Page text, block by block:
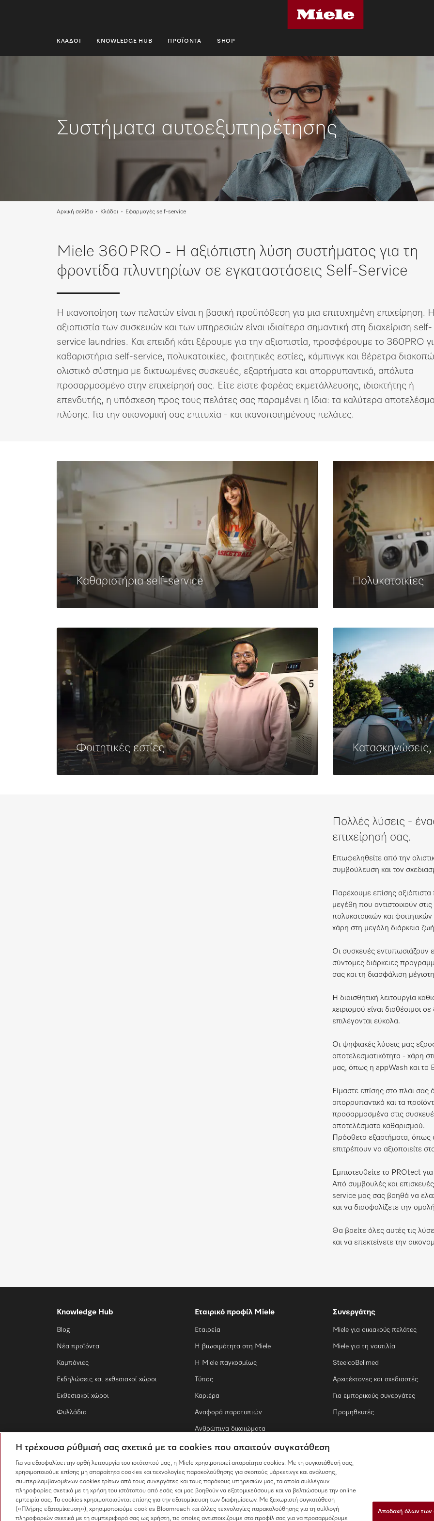
ΚΛΆΔΟΙ KNOWLEDGE HUB ΠΡΟΪΌΝΤΑ SHOP
ΚΛΆΔΟΙ
SHOP
Συστήματα αυτοεξυπηρέτησης
Αρχική σελίδα Κλάδοι Εφαρμογές self-service
Miele 360PRO - Η αξιόπιστη λύση συστήματος για τη
φροντίδα πλυντηρίων σε εγκαταστάσεις Self-Service
Η ικανοποίηση των πελατών είναι η βασική προϋπόθεση για μια επιτυχημένη επιχείρηση.
αξιοπιστία των συσκευών και των υπηρεσιών είναι ιδιαίτερα σημαντική στη διαχείριση self-
service laundries. Και επειδή κάτι ξέρουμε για την αξιοπιστία, προσφέρουμε το 360PRO
καθαριστήρια self-service, πολυκατοικίες, φοιτητικές εστίες, κάμπινγκ και θέρετρα
ολιστικό σύστημα με δικτυωμένες συσκευές, εξαρτήματα και απορρυπαντικά, απόλυτα
προσαρμοσμένο στην επιχείρησή σας. Είτε είστε φορέας εκμετάλλευσης, ιδιοκτήτης ή
επενδυτής, η υπόσχεση προς τους πελάτες σας παραμένει η ίδια: τα καλύτερα
πλύσης. Για την οικονομική σας επιτυχία - και ικανοποιημένους πελάτες.
Καθαριστήρια self-service Πολυκατοικίες
Φοιτητικές εστίες
Πολλές λύσεις -
επιχείρησή σας.
Επωφεληθείτε από την
συμβούλευση και τον
Παρέχουμε επίσης
μεγέθη που αντιστοιχούν
πολυκατοικιών και
χάρη στη μεγάλη διάρκεια
Οι συσκευές εντυπωσιάζουν
σύντομες διάρκειες
σας και τη διασφάλιση
Η διαισθητική λειτουργία
χειρισμού είναι διαθέσιμοι
επιλέγονται εύκολα.
Οι ψηφιακές λύσεις μας
αποτελεσματικότητα - χάρη
μας, όπως η appWash και το
Είμαστε επίσης στο πλάι σας
απορρυπαντικά και τα
προσαρμοσμένα στις
αποτελέσματα καθαρισμού.
Πρόσθετα εξαρτήματα, όπως
επιτρέπουν να αξιοποιείτε
Εμπιστευθείτε το PROtect
Από συμβουλές και
service μας σας βοηθά να
και να διασφαλίζετε την
Θα βρείτε όλες αυτές τις
και να επεκτείνετε την
Knowledge Hub
Blog
Νέα προϊόντα
Καμπάνιες
Εκδηλώσεις και εκθεσιακοί χώροι
Εκθεσιακοί χώροι
Φυλλάδια
Εταιρικό προφίλ Miele
Εταιρεία
Η βιωσιμότητα στη Miele
Η Miele παγκοσμίως
Τύπος
Καριέρα
Αναφορά παρατυπιών
Ανθρώπινα δικαιώματα
Συνεργάτης
Miele για οικιακούς πελάτες
Miele για τη ναυτιλία
SteelcoBelimed
Αρχιτέκτονες και σχεδιαστές
Για εμπορικούς συνεργάτες
Προμηθευτές
Η τρέχουσα ρύθμισή σας σχετικά με τα cookies που απαιτούν συγκατάθεση
Για να εξασφαλίσει την ορθή λειτουργία του ιστότοπού μας, η Miele χρησιμοποιεί απαραίτητα cookies. Με τη συγκατάθεσή σας,
χρησιμοποιούμε επίσης μη απαραίτητα cookies και τεχνολογίες παρακολούθησης για σκοπούς μάρκετινγκ και ανάλυσης,
συμπεριλαμβανομένων cookies τρίτων από τους συνεργάτες και τους παρόχους υπηρεσιών μας, τα οποία συλλέγουν
πληροφορίες σχετικά με τη χρήση του ιστότοπου από εσάς και μας βοηθούν να εξατομικεύσουμε και να βελτιώσουμε την online
εμπειρία σας. Τα cookies χρησιμοποιούνται επίσης για την εξατομίκευση των διαφημίσεων. Με ξεχωριστή συγκατάθεση
(«Πλήρης εξατομίκευση»), χρησιμοποιούμε cookies Bloomreach και άλλες τεχνολογίες παρακολούθησης για τη συλλογή
πληροφοριών σχετικά με τη συμπεριφορά σας ως χρήστη, τις οποίες αντιστοιχίζουμε στο προφίλ σας για να προσαρμόζουμε
Αποδοχή όλων των